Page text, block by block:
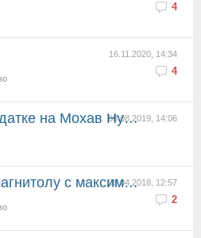
4
16.11.2020, 14:34
4
08.08.2019, 14:06
Hyundai/Kia 47325-49600
08.04.2018, 12:57
2
комплектации. Видео, навигация.